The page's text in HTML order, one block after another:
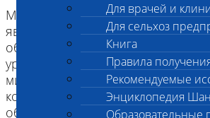
Для врачей и
Для сельхоз
Книга
Правила
Рекомендуемые
Энциклопедия
Образовательные
Микоплазмы широко
являются бактерией-
оболочках верхних дыхательных
урогенитального тракта
микрофлора). В популяции
кошек некоторые виды
обнаруживаются на слизистых